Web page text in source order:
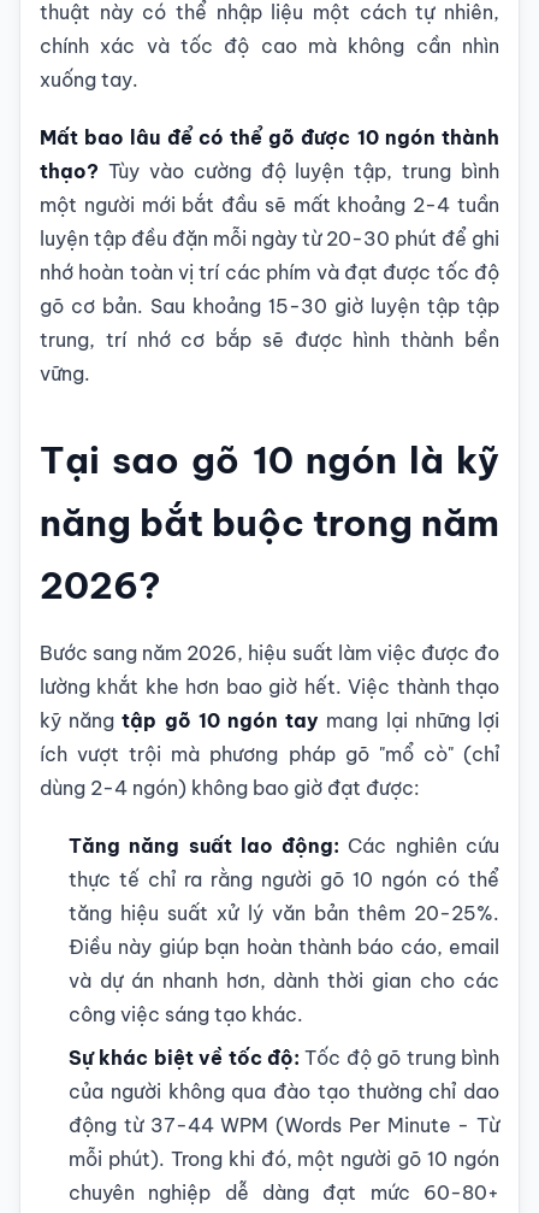
thuật này có thể nhập liệu một cách tự nhiên,
chính xác và tốc độ cao mà không cần nhìn
xuống tay.
Mất bao lâu để có thể gõ được 10 ngón thành
thạo? Tùy vào cường độ luyện tập, trung bình
một người mới bắt đầu sẽ mất khoảng 2-4 tuần
luyện tập đều đặn mỗi ngày từ 20-30 phút để ghi
nhớ hoàn toàn vị trí các phím và đạt được tốc độ
gõ cơ bản. Sau khoảng 15-30 giờ luyện tập tập
trung, trí nhớ cơ bắp sẽ được hình thành bền
vững.
Tại sao gõ 10 ngón là kỹ
năng bắt buộc trong năm
2026?
Bước sang năm 2026, hiệu suất làm việc được đo
lường khắt khe hơn bao giờ hết. Việc thành thạo
kỹ năngtập gõ 10 ngón tay mang lại những lợi
ích vượt trội mà phương pháp gõ "mổ cò" (chỉ
dùng 2-4 ngón) không bao giờ đạt được:
Tăng năng suất lao động: Các nghiên cứu
thực tế chỉ ra rằng người gõ 10 ngón có thể
tăng hiệu suất xử lý văn bản thêm 20-25%.
Điều này giúp bạn hoàn thành báo cáo, email
và dự án nhanh hơn, dành thời gian cho các
công việc sáng tạo khác.
Sự khác biệt về tốc độ: Tốc độ gõ trung bình
của người không qua đào tạo thường chỉ dao
động từ 37-44 WPM (Words Per Minute - Từ
mỗi phút). Trong khi đó, một người gõ 10 ngón
chuyên nghiệp dễ dàng đạt mức 60-80+